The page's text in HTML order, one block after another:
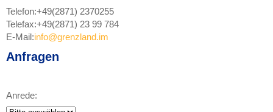
Telefon:+49(2871) 2370255
Telefax:+49(2871) 23 99 784
E-Mail:info@grenzland.im
Anfragen
Anrede: